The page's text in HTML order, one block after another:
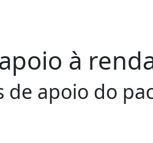
à
apoio do